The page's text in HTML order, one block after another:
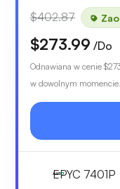
$402.87
$273.99 /Do
Odnawiana w cenie
w dowolnym momencie.
EPYC 7401P